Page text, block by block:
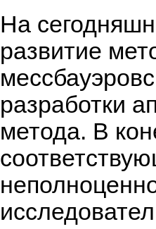
На
развитие
разработки
метода. В